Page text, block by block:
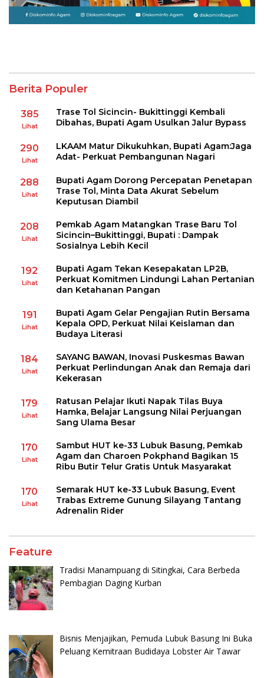
Berita Populer
385
Lihat
Trase Tol Sicincin- Bukittinggi Kembali
Dibahas, Bupati Agam Usulkan Jalur Bypass
290
Lihat
LKAAM Matur Dikukuhkan, Bupati Agam:Jaga
Adat- Perkuat Pembangunan Nagari
288
Lihat
Bupati Agam Dorong Percepatan Penetapan
Trase Tol, Minta Data Akurat Sebelum
Keputusan Diambil
208
Lihat
Pemkab Agam Matangkan Trase Baru Tol
Sicincin–Bukittinggi, Bupati : Dampak
Sosialnya Lebih Kecil
192
Lihat
Bupati Agam Tekan Kesepakatan LP2B,
Perkuat Komitmen Lindungi Lahan Pertanian
dan Ketahanan Pangan
191
Lihat
Bupati Agam Gelar Pengajian Rutin Bersama
Kepala OPD, Perkuat Nilai Keislaman dan
Budaya Literasi
184
Lihat
SAYANG BAWAN, Inovasi Puskesmas Bawan
Perkuat Perlindungan Anak dan Remaja dari
Kekerasan
179
Lihat
Ratusan Pelajar Ikuti Napak Tilas Buya
Hamka, Belajar Langsung Nilai Perjuangan
Sang Ulama Besar
170
Lihat
Sambut HUT ke-33 Lubuk Basung, Pemkab
Agam dan Charoen Pokphand Bagikan 15
Ribu Butir Telur Gratis Untuk Masyarakat
170
Lihat
Semarak HUT ke-33 Lubuk Basung, Event
Trabas Extreme Gunung Silayang Tantang
Adrenalin Rider
Feature
Tradisi Manampuang di Sitingkai, Cara Berbeda
Pembagian Daging Kurban
Bisnis Menjajikan, Pemuda Lubuk Basung Ini Buka
Peluang Kemitraan Budidaya Lobster Air Tawar